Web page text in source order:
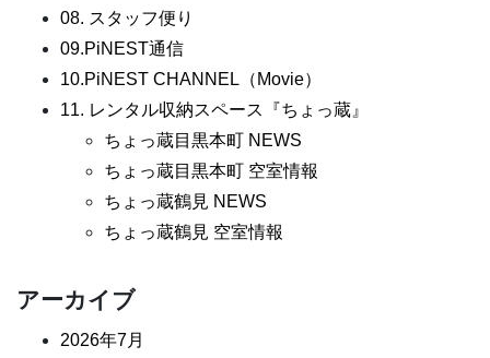
08. スタッフ便り
09.PiNEST通信
10.PiNEST CHANNEL（Movie）
11. レンタル収納スペース『ちょっ蔵』
ちょっ蔵目黒本町 NEWS
ちょっ蔵目黒本町 空室情報
ちょっ蔵鶴見 NEWS
ちょっ蔵鶴見 空室情報
アーカイブ
2026年7月